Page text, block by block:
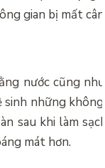
gian bị mất
nước cũng
sinh những
sau khi làm
mát hơn.